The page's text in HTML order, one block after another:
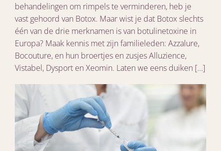
behandelingen om rimpels te verminderen, heb je
vast gehoord van Botox. Maar wist je dat Botox slechts
één van de drie merknamen is van botulinetoxine in
Europa? Maak kennis met zijn familieleden: Azzalure,
Bocouture, en hun broertjes en zusjes Alluzience,
Vistabel, Dysport en Xeomin. Laten we eens duiken […]